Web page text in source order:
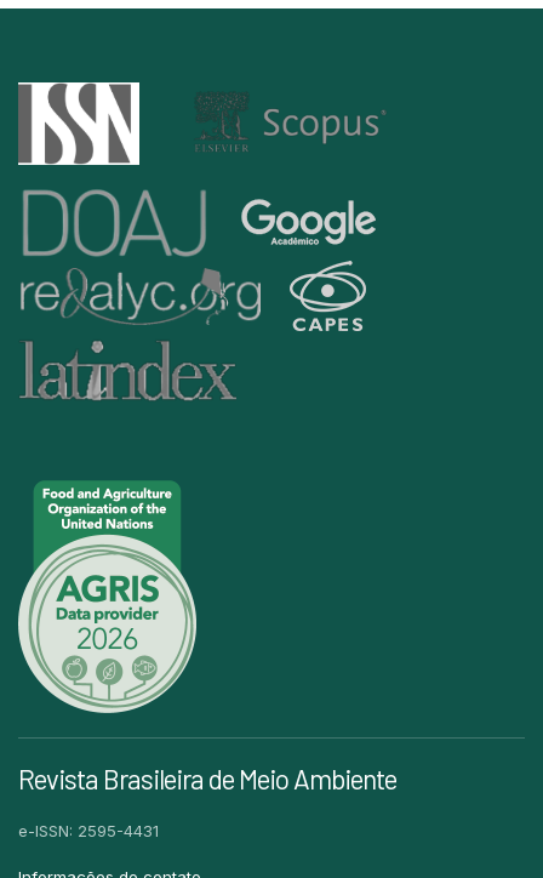
Revista Brasileira de Meio Ambiente
e-ISSN: 2595-4431